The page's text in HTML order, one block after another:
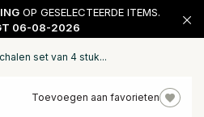
OP GESELECTEERDE ITEMS.
06-08-2026
set van 4 stuk...
Toevoegen aan favorieten